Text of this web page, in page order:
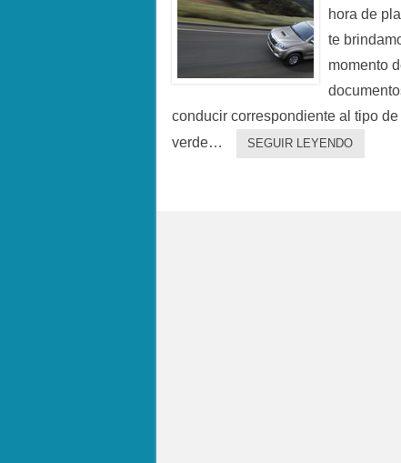
hora de
te
momento
conducir correspondiente al tipo
verde…
SEGUIR LEYENDO